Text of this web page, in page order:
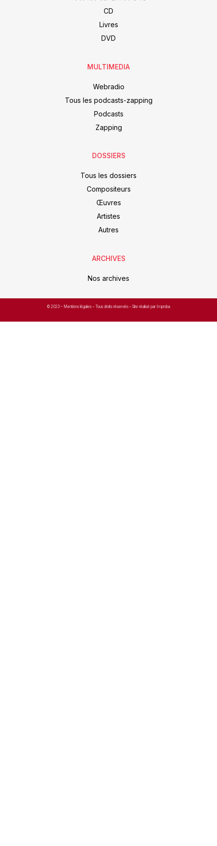
CD
Livres
DVD
MULTIMEDIA
Webradio
Tous les podcasts-zapping
Podcasts
Zapping
DOSSIERS
Tous les dossiers
Compositeurs
Œuvres
Artistes
Autres
ARCHIVES
Nos archives
© 2023 – Mentions légales – Tous droits réservés – Site réalisé par Improba